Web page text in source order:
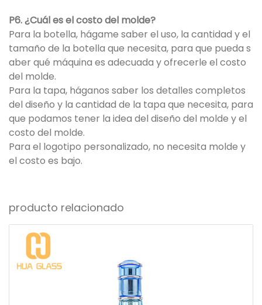
P6. ¿Cuál es el costo del molde?
Para la botella, hágame saber el uso, la cantidad y el
tamaño de la botella que necesita, para que pueda s
aber qué máquina es adecuada y ofrecerle el costo
del molde.
Para la tapa, háganos saber los detalles completos
del diseño y la cantidad de la tapa que necesita, para
que podamos tener la idea del diseño del molde y el
costo del molde.
Para el logotipo personalizado, no necesita molde y
el costo es bajo.
producto relacionado